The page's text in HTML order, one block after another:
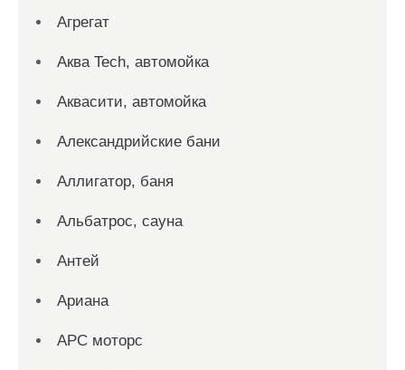
Агрегат
Аква Tech, автомойка
Аквасити, автомойка
Александрийские бани
Аллигатор, баня
Альбатрос, сауна
Антей
Ариана
АРС моторс